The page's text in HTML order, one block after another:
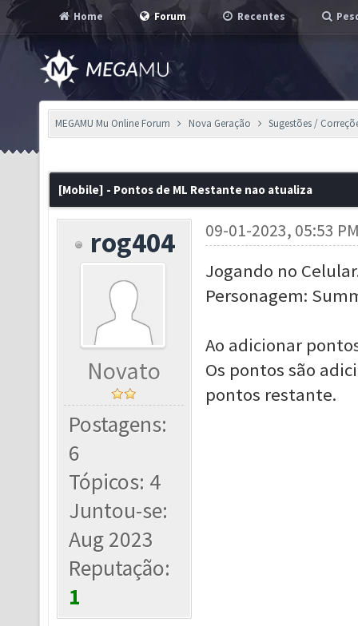
Home Forum Recentes
MEGAMU Mu Online Forum Nova Geração Sugestões /
[Mobile] - Pontos de ML Restante nao atualiza
rog404
Novato
Postagens:
6
Tópicos: 4
Juntou-se:
Aug 2023
Reputação:
1
09-01-2023, 05:53
Jogando no
Personagem:
Ao adicionar
Os pontos são
pontos restante.